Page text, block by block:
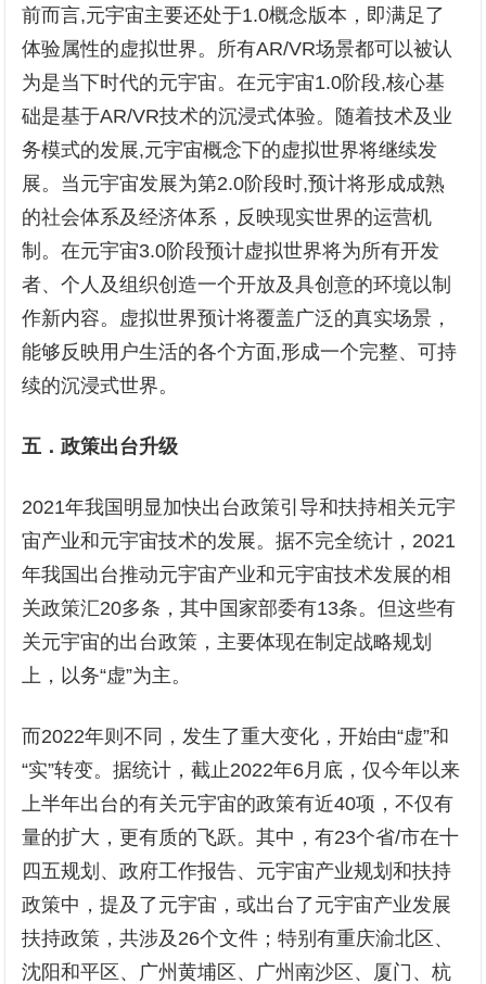
前而言,元宇宙主要还处于1.0概念版本，即满足了
体验属性的虚拟世界。所有AR/VR场景都可以被认
为是当下时代的元宇宙。在元宇宙1.0阶段,核心基
础是基于AR/VR技术的沉浸式体验。随着技术及业
务模式的发展,元宇宙概念下的虚拟世界将继续发
展。当元宇宙发展为第2.0阶段时,预计将形成成熟
的社会体系及经济体系，反映现实世界的运营机
制。在元宇宙3.0阶段预计虚拟世界将为所有开发
者、个人及组织创造一个开放及具创意的环境以制
作新内容。虚拟世界预计将覆盖广泛的真实场景，
能够反映用户生活的各个方面,形成一个完整、可持
续的沉浸式世界。
五．政策出台升级
2021年我国明显加快出台政策引导和扶持相关元宇
宙产业和元宇宙技术的发展。据不完全统计，2021
年我国出台推动元宇宙产业和元宇宙技术发展的相
关政策汇20多条，其中国家部委有13条。但这些有
关元宇宙的出台政策，主要体现在制定战略规划
上，以务“虚”为主。
而2022年则不同，发生了重大变化，开始由“虚”和
“实”转变。据统计，截止2022年6月底，仅今年以来
上半年出台的有关元宇宙的政策有近40项，不仅有
量的扩大，更有质的飞跃。其中，有23个省/市在十
四五规划、政府工作报告、元宇宙产业规划和扶持
政策中，提及了元宇宙，或出台了元宇宙产业发展
扶持政策，共涉及26个文件；特别有重庆渝北区、
沈阳和平区、广州黄埔区、广州南沙区、厦门、杭